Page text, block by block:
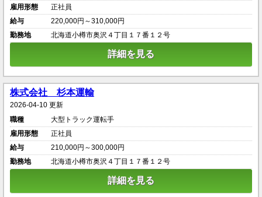
雇用形態
正社員
給与
220,000円～310,000円
勤務地
北海道小樽市奥沢４丁目１７番１２号
詳細を見る
株式会社 杉本運輸
2026-04-10 更新
職種
大型トラック運転手
雇用形態
正社員
給与
210,000円～300,000円
勤務地
北海道小樽市奥沢４丁目１７番１２号
詳細を見る